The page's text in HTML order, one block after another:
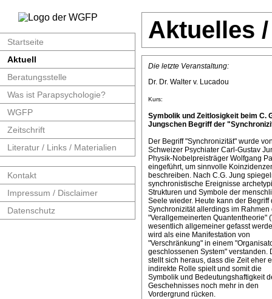
Startseite
Aktuell
Beratungsstelle
Was ist Parapsychologie?
WGFP
Zeitschrift
Literatur / Links / Materialien
Kontakt
Impressum / Disclaimer
Datenschutz
Aktuelles
Die letzte Veranstaltung:
Dr. Dr. Walter v. Lucadou
Kurs:
Symbolik und Zeitlosigkeit beim C.
Jungschen Begriff der
Der Begriff "Synchronizität" wurde
Schweizer Psychiater Carl-Gustav
Physik-Nobelpreisträger Wolfgang
eingeführt, um sinnvolle
beschreiben. Nach C.G. Jung
synchronistische Ereignisse
Strukturen und Symbole der
Seele wieder. Heute kann der Begriff
Synchronizität allerdings im Rahmen
"Verallgemeinerten Quantentheorie"
wesentlich allgemeiner gefasst
wird als eine Manifestation von
"Verschränkung" in einem
geschlossenen System" verstanden.
stellt sich heraus, dass die Zeit eher
indirekte Rolle spielt und somit die
Symbolik und Bedeutungshaftigkeit
Geschehnisses noch mehr in den
Vordergrund rücken.